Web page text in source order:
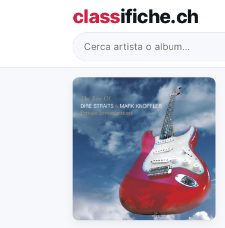
classifiche.ch